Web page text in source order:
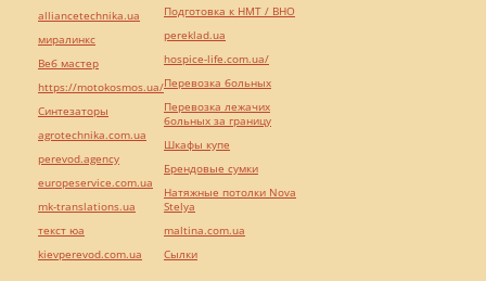
alliancetechnika.ua
миралинкс
Веб мастер
https://motokosmos.ua/
Синтезаторы
agrotechnika.com.ua
perevod.agency
europeservice.com.ua
mk-translations.ua
текст юа
kievperevod.com.ua
Подготовка к НМТ / ВНО
pereklad.ua
hospice-life.com.ua/
Перевозка больных
Перевозка лежачих
больных за границу
Шкафы купе
Брендовые сумки
Натяжные потолки Nova
Stelya
maltina.com.ua
Cылки